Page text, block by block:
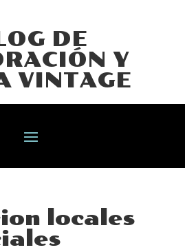
DE
Y
VINTAGE
locales